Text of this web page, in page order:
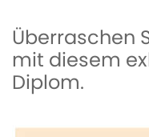
Überraschen
mit diesem
Diplom.